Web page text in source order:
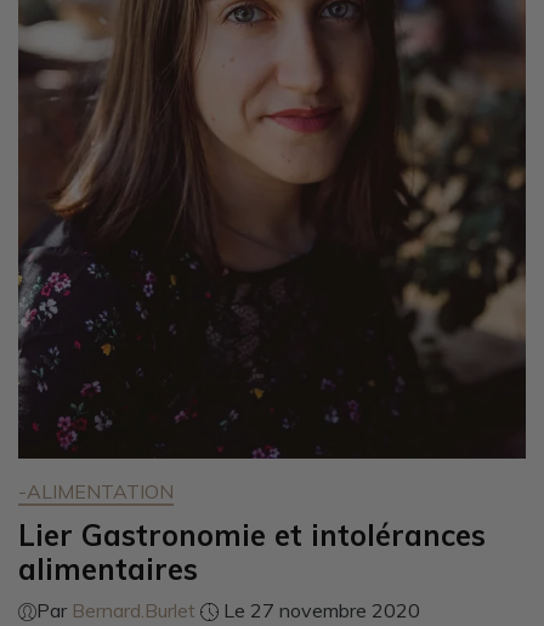
-ALIMENTATION
Lier Gastronomie et intolérances
alimentaires
Par Bernard.Burlet Le 27 novembre 2020